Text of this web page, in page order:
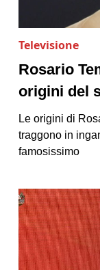
Televisione
Rosario
origini del
Le origini di
traggono in
famosissimo